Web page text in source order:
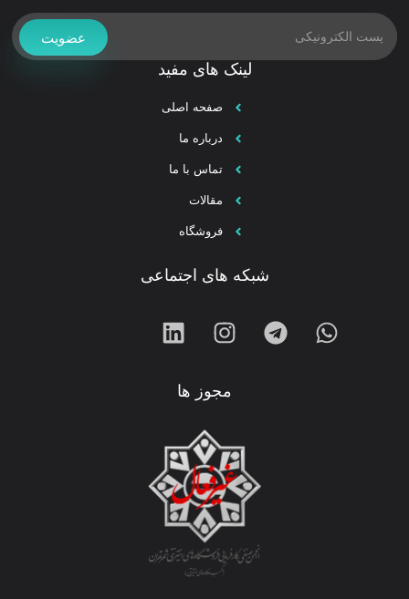
عضویت
لینک های مفید
صفحه اصلی
درباره ما
تماس با ما
مقالات
فروشگاه
شبکه های اجتماعی
مجوز ها